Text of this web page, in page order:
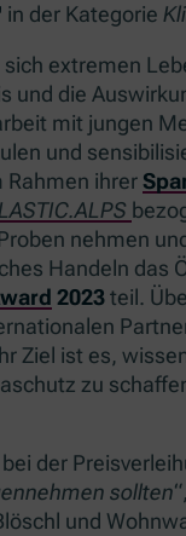
in der Kategorie
extremen
und die
mit jungen
und
Rahmen ihrer
nehmen
Handeln das
2023 teil.
Ziel ist es,
zu
der
sollten
und